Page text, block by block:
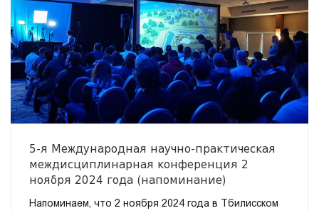
5-я Международная научно-практическая
междисциплинарная конференция 2
ноября 2024 года (напоминание)
Напоминаем, что 2 ноября 2024 года в Тбилисском